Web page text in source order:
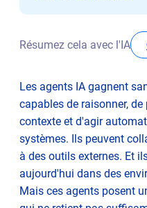
Ce que signifie réellement
privilèges » pour les agents
politiques
Pourquoi cela est plus
Résumez cela avec l'IA
Les agents IA gagnent
capables de raisonner,
contexte et d'agir
systèmes. Ils peuvent
à des outils externes. Et
aujourd'hui dans des
Mais ces agents posent